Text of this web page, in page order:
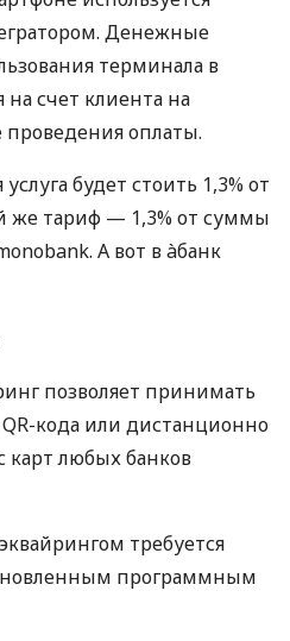
Денежные
терминала в
счет клиента на
оплаты.
будет стоить 1,3% от
же тариф — 1,3% от суммы
А вот в àбанк
позволяет принимать
кода или дистанционно
карт любых банков
требуется
программным